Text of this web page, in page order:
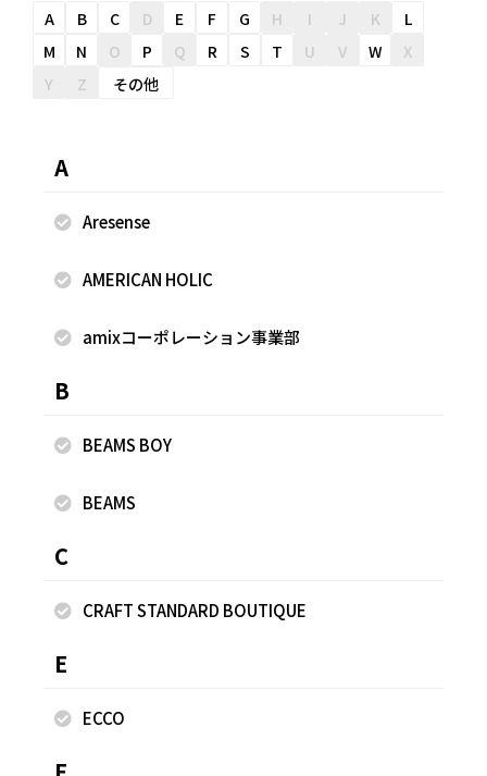
友だち追加
＝＝＝＝＝＝＝＝＝＝＝＝＝＝＝＝＝＝ ※掲載画像の商品の
なる場合がございます。 ★フリークス ストアを運営するデ
のリンクから最新情報配信！是非お友達追加お願いしま
着用商品
A B C D E F G H I J K
L
M
N O P Q R S T U V W
X
Y
Z その他
A
Aresense
AMERICAN HOLIC
amixコーポレーション事業部
B
BEAMS BOY
BEAMS
C
CRAFT STANDARD BOUTIQUE
E
ECCO